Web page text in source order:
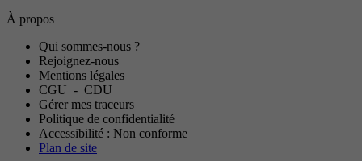
À propos
Qui sommes-nous ?
Rejoignez-nous
Mentions légales
CGU - CDU
Gérer mes traceurs
Politique de confidentialité
Accessibilité : Non conforme
Plan de site